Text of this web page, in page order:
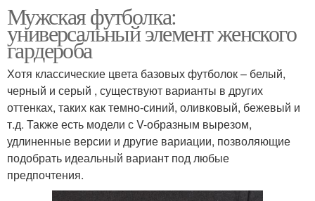
Мужская футболка:
универсальный элемент женского
гардероба
Хотя классические цвета базовых футболок – белый,
черный и серый , существуют варианты в других
оттенках, таких как темно-синий, оливковый, бежевый и
т.д. Также есть модели с V-образным вырезом,
удлиненные версии и другие вариации, позволяющие
подобрать идеальный вариант под любые
предпочтения.